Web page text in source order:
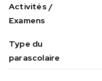
Activités /
Examens
Type du
parascolaire